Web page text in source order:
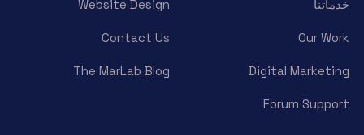
خدماتنا Website Design
Our Work
Contact Us
Digital Marketing
The MarLab Blog
Forum Support